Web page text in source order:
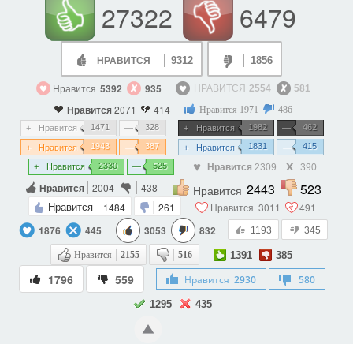
27322 6479
НРАВИТСЯ 9312 1856
Нравится 5392 935 НРАВИТСЯ 2554 581
Нравится2071 414 Нравится 1971 486
Нравится 1471 328 Нравится 1982 462
Нравится 1943 387 Нравится 1831 415
Нравится 2330 525 Нравится 2309 390
Нравится 2004 438 Нравится 2443 523
Нравится 1484 261 Нравится 3011 491
1876 445 3053 832 1193 345
Нравится 2155 516 1391 385
1796 559 Нравится 2930 580
1295 435